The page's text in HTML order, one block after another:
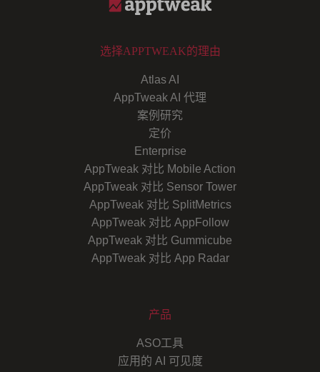
选择APPTWEAK的理由
Atlas AI
AppTweak AI 代理
案例研究
定价
Enterprise
AppTweak 对比 Mobile Action
AppTweak 对比 Sensor Tower
AppTweak 对比 SplitMetrics
AppTweak 对比 AppFollow
AppTweak 对比 Gummicube
AppTweak 对比 App Radar
产品
ASO工具
应用的 AI 可见度